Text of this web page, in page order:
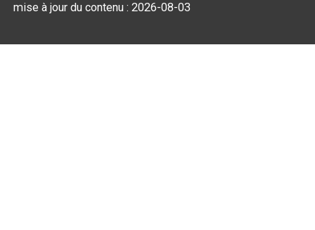
mise à jour du contenu :2026-08-03